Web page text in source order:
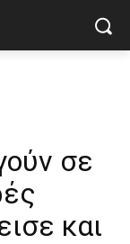
σε
και